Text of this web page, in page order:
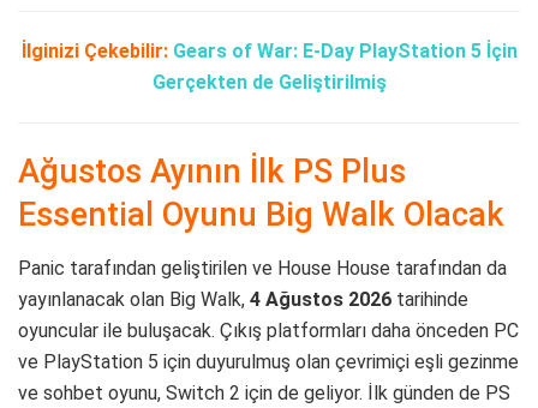
İlginizi Çekebilir: Gears of War: E-Day PlayStation 5 İçin
Gerçekten de Geliştirilmiş
Ağustos Ayının İlk PS Plus
Essential Oyunu Big Walk Olacak
Panic tarafından geliştirilen ve House House tarafından da
yayınlanacak olan Big Walk, 4 Ağustos 2026 tarihinde
oyuncular ile buluşacak. Çıkış platformları daha önceden PC
ve PlayStation 5 için duyurulmuş olan çevrimiçi eşli gezinme
ve sohbet oyunu, Switch 2 için de geliyor. İlk günden de PS